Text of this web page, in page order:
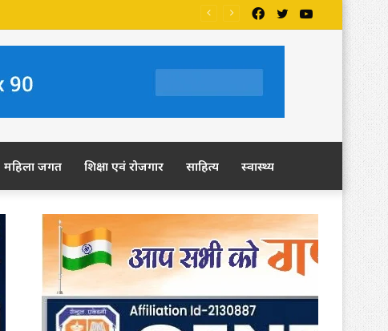
मांग YouTube
Twitter
Facebook
महिला जगत शिक्षा एवं रोजगार साहित्य स्वास्थ्य